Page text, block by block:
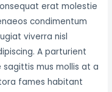
erat molestie
condimentum
viverra nisl
A parturient
sagittis mus mollis at a
fames habitant